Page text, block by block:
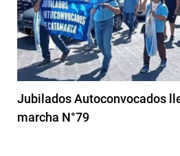
Jubilados Autoconvocados
marcha N°79